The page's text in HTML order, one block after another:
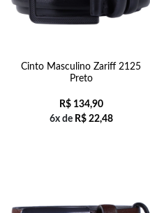
Cinto Masculino Zariff 2125
Preto
R$134,90
6x de R$22,48